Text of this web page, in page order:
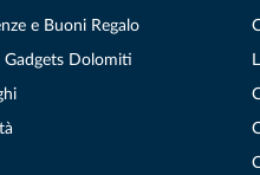
e Buoni Regalo
Gadgets Dolomiti